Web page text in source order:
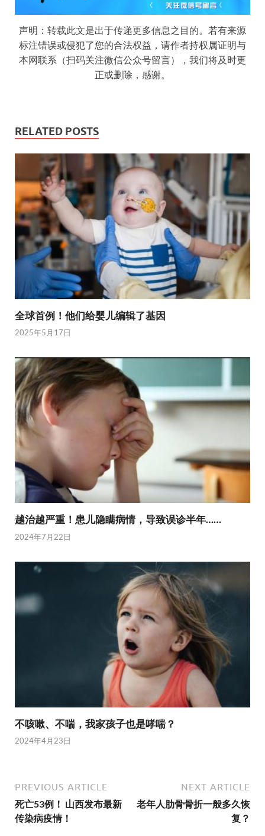
声明：转载此文是出于传递更多信息之目的。若有来源
标注错误或侵犯了您的合法权益，请作者持权属证明与
本网联系（扫码关注微信公众号留言），我们将及时更
正或删除，感谢。
RELATED POSTS
全球首例！他们给婴儿编辑了基因
2025年5月17日
越治越严重！患儿隐瞒病情，导致误诊半年……
2024年7月22日
不咳嗽、不喘，我家孩子也是哮喘？
2024年4月23日
PREVIOUS ARTICLE
死亡53例！ 山西发布最新
传染病疫情！
NEXT ARTICLE
老年人肋骨骨折一般多久恢
复？